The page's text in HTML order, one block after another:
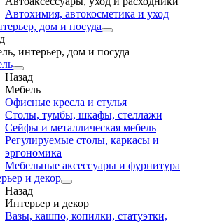
Автохимия, автокосметика и уход
дом и посуда
интерьер, дом и посуда
Назад
Мебель
Офисные кресла и стулья
Столы, тумбы, шкафы, стеллажи
Сейфы и металлическая мебель
Регулируемые столы, каркасы и
эргономика
Мебельные аксессуары и фурнитура
и декор
Назад
Интерьер и декор
Вазы, кашпо, копилки, статуэтки,